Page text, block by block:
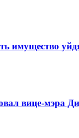
имущество
вице-мэра